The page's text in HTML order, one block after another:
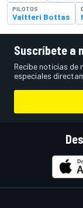
PILOTOS
Valtteri Bottas
Suscríbete a
Recibe noticias
especiales